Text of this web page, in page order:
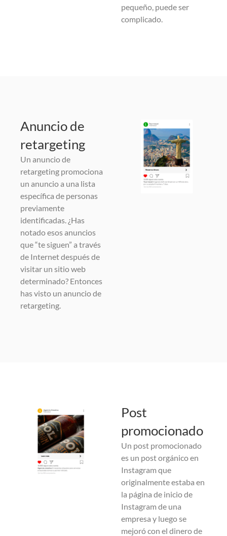
pequeño, puede ser
complicado.
Anuncio de
retargeting
Un anuncio de
retargeting promociona
un anuncio a una lista
específica de personas
previamente
identificadas. ¿Has
notado esos anuncios
que “te siguen” a través
de Internet después de
visitar un sitio web
determinado? Entonces
has visto un anuncio de
retargeting.
Post
promocionado
Un post promocionado
es un post orgánico en
Instagram que
originalmente estaba en
la página de inicio de
Instagram de una
empresa y luego se
mejoró con el dinero de